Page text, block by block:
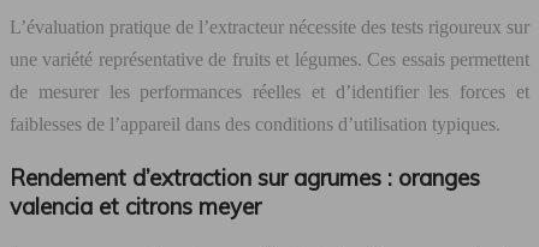
L’évaluation pratique de l’extracteur nécessite des tests rigoureux sur
une variété représentative de fruits et légumes. Ces essais permettent
de mesurer les performances réelles et d’identifier les forces et
faiblesses de l’appareil dans des conditions d’utilisation typiques.
Rendement d’extraction sur agrumes : oranges
valencia et citrons meyer